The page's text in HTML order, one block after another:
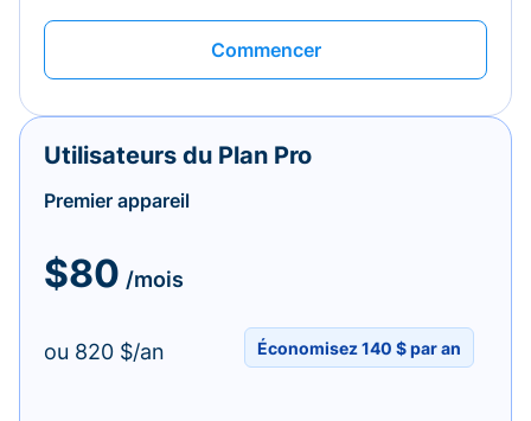
Commencer
Utilisateurs du Plan Pro
Premier appareil
$80 /mois
ou 820 $/an Économisez 140 $ par an